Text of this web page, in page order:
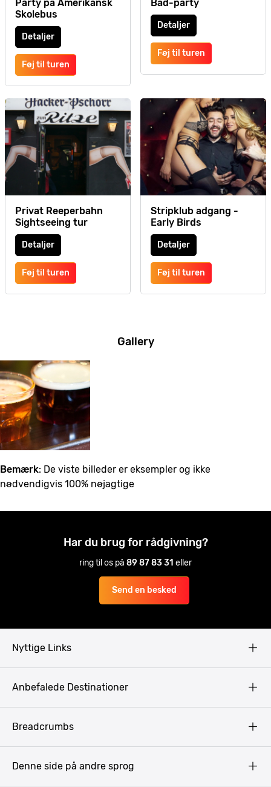
Party på Amerikansk
Skolebus
Detaljer
Føj til turen
Båd-party
Detaljer
Føj til turen
Privat Reeperbahn
Sightseeing tur
Detaljer
Føj til turen
Stripklub adgang -
Early Birds
Detaljer
Føj til turen
Gallery
Bemærk: De viste billeder er eksempler og ikke
nødvendigvis 100% nøjagtige
Har du brug for rådgivning?
ring til os på 89 87 83 31 eller
Send en besked
Nyttige Links
Anbefalede Destinationer
Breadcrumbs
Denne side på andre sprog